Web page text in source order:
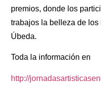
premios, donde los
trabajos la belleza de
Úbeda.
Toda la información en
http://